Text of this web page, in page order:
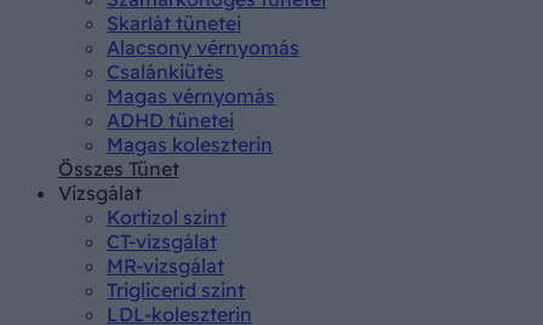
Skarlát tünetei
Alacsony vérnyomás
Csalánkiütés
Magas vérnyomás
ADHD tünetei
Magas koleszterin
Összes Tünet
Vizsgálat
Kortizol szint
CT-vizsgálat
MR-vizsgálat
Triglicerid szint
LDL-koleszterin